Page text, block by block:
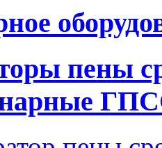
пены